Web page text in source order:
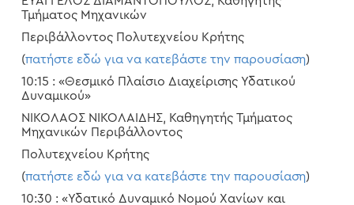
Τμήματος Μηχανικών
Περιβάλλοντος Πολυτεχνείου Κρήτης
(πατήστε εδώ για να κατεβάστε την παρουσίαση)
10:15 : «Θεσμικό Πλαίσιο Διαχείρισης Υδατικού
Δυναμικού»
ΝΙΚΟΛΑΟΣ ΝΙΚΟΛΑΙΔΗΣ, Καθηγητής Τμήματος
Μηχανικών Περιβάλλοντος
Πολυτεχνείου Κρήτης
(πατήστε εδώ για να κατεβάστε την παρουσίαση)
10:30 : «Υδατικό Δυναμικό Νομού Χανίων και